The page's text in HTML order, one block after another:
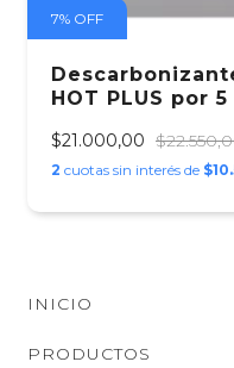
7% OFF
HOT PLUS por
$21.000,00
2 cuotas sin interés de
INICIO
PRODUCTOS